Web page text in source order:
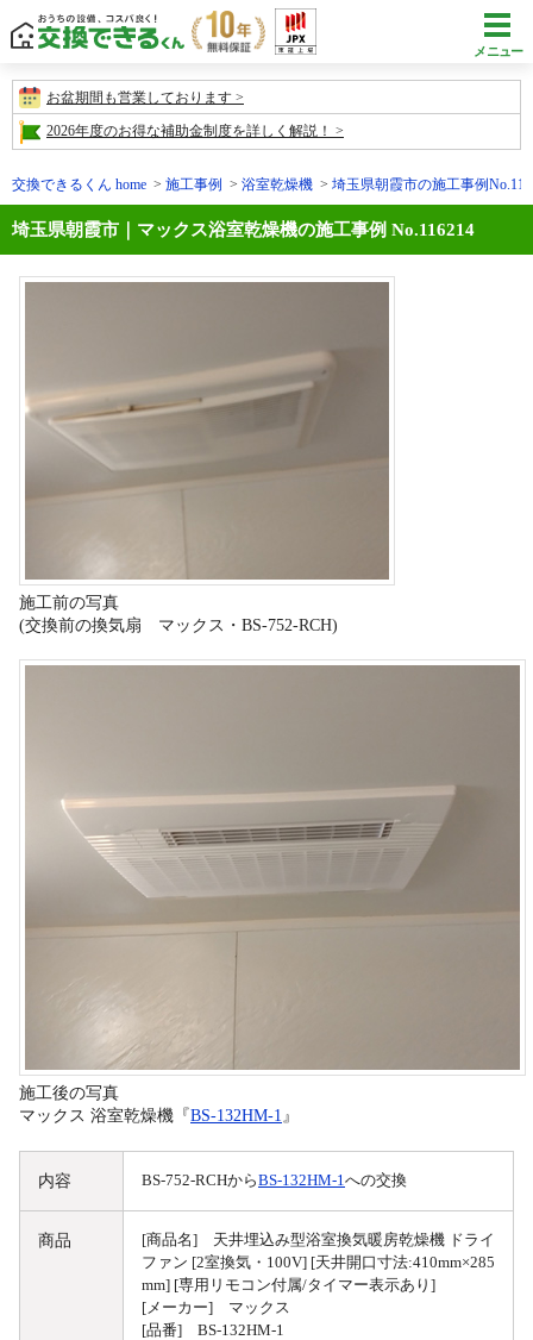
メニュー
お盆期間も営業しております
2026年度のお得な補助金制度を詳しく解説！
交換できるくん home 施工事例 浴室乾燥機 埼玉県朝霞市の施工事例
埼玉県朝霞市｜マックス浴室乾燥機の施工事例 No.116214
施工前の写真
(交換前の換気扇 マックス・BS-752-RCH)
施工後の写真
マックス 浴室乾燥機『BS-132HM-1 』
内容 BS-752-RCHからBS-132HM-1への交換
商品
[商品名] 天井埋込み型浴室換気暖房乾燥機 ドライ
ファン [2室換気・100V] [天井開口寸法:410mm×285
mm] [専用リモコン付属/タイマー表示あり]
[メーカー] マックス
[品番] BS-132HM-1